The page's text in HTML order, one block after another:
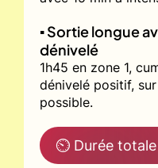
▪️ Sortie longue
dénivelé
1h45 en zone 1,
dénivelé positif,
possible.
⏲ Durée